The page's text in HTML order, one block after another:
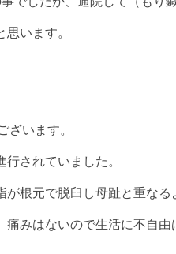
います。
います。
されていました。
根元で脱臼し母趾と重なる
みはないので生活に不自